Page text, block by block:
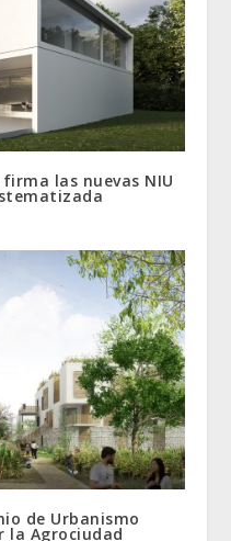
las nuevas NIU
de Urbanismo
la Agrociudad